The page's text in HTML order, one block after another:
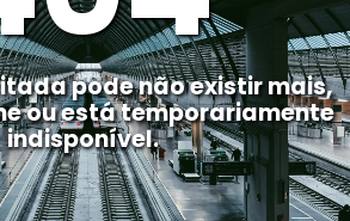
pode não existir mais,
ou está temporariamente
indisponível.